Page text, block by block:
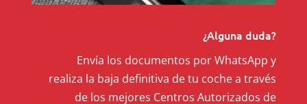
¿Alguna duda?
Envía los documentos por WhatsApp y
realiza la baja definitiva de tu coche a través
de los mejores Centros Autorizados de